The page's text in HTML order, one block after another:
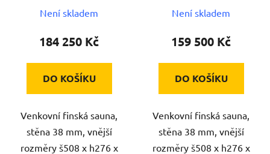
Není skladem
184 250 Kč
DO KOŠÍKU
Venkovní finská sauna,
stěna 38 mm, vnější
rozměry š508 x h276 x
Není skladem
159 500 Kč
DO KOŠÍKU
Venkovní finská sauna,
stěna 38 mm, vnější
rozměry š508 x h276 x